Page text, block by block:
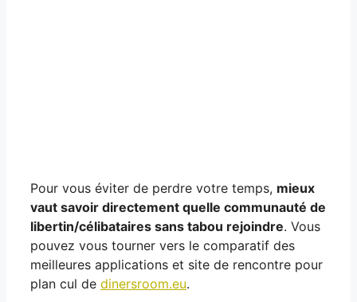
Pour vous éviter de perdre votre temps, mieux
vaut savoir directement quelle communauté de
libertin/célibataires sans tabou rejoindre. Vous
pouvez vous tourner vers le comparatif des
meilleures applications et site de rencontre pour
plan cul de dinersroom.eu.